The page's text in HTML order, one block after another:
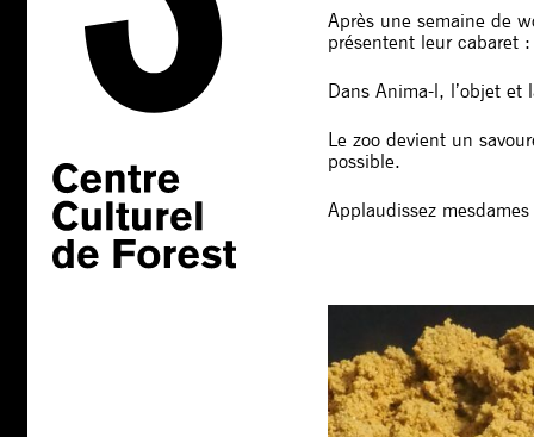
Après une semaine de
présentent leur cabaret :
Dans Anima-l, l’objet et
Le zoo devient un
possible.
Applaudissez